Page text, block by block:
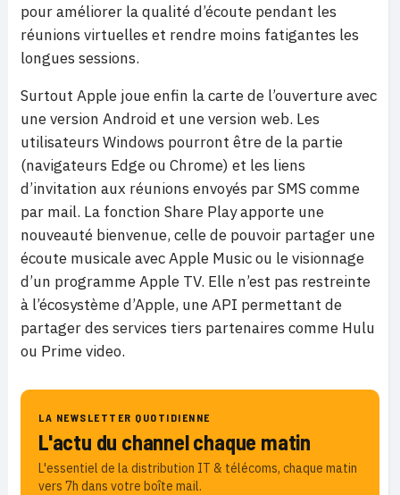
pour améliorer la qualité d’écoute pendant les
réunions virtuelles et rendre moins fatigantes les
longues sessions.
Surtout Apple joue enfin la carte de l’ouverture avec
une version Android et une version web. Les
utilisateurs Windows pourront être de la partie
(navigateurs Edge ou Chrome) et les liens
d’invitation aux réunions envoyés par SMS comme
par mail. La fonction Share Play apporte une
nouveauté bienvenue, celle de pouvoir partager une
écoute musicale avec Apple Music ou le visionnage
d’un programme Apple TV. Elle n’est pas restreinte
à l’écosystème d’Apple, une API permettant de
partager des services tiers partenaires comme Hulu
ou Prime video.
LA NEWSLETTER QUOTIDIENNE
L'actu du channel chaque matin
L'essentiel de la distribution IT & télécoms, chaque matin
vers 7h dans votre boîte mail.